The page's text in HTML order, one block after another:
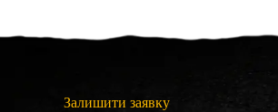
Залишити заявку